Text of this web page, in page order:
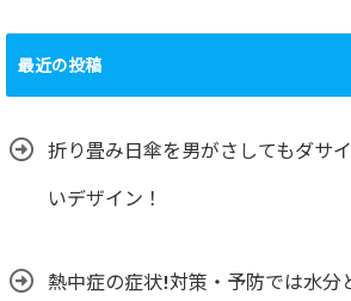
最近の投稿
折り畳み日傘を男がさしてもダサ
いデザイン！
熱中症の症状!対策・予防では水分